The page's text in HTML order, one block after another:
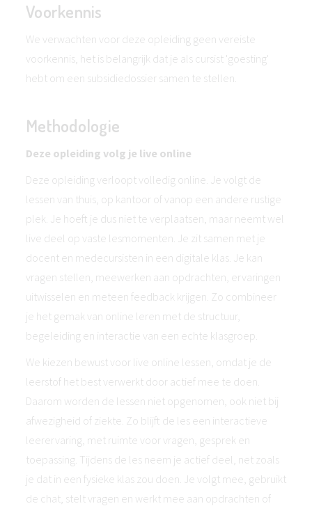
Voorkennis
We verwachten voor deze opleiding geen vereiste
voorkennis, het is belangrijk dat je als cursist 'goesting'
hebt om een subsidiedossier samen te stellen.
Methodologie
Deze opleiding volg je live online
Deze opleiding verloopt volledig online. Je volgt de
lessen van thuis, op kantoor of vanop een andere rustige
plek. Je hoeft je dus niet te verplaatsen, maar neemt wel
live deel op vaste lesmomenten. Je zit samen met je
docent en medecursisten in een digitale klas. Je kan
vragen stellen, meewerken aan opdrachten, ervaringen
uitwisselen en meteen feedback krijgen. Zo combineer
je het gemak van online leren met de structuur,
begeleiding en interactie van een echte klasgroep.
We kiezen bewust voor live online lessen, omdat je de
leerstof het best verwerkt door actief mee te doen.
Daarom worden de lessen niet opgenomen, ook niet bij
afwezigheid of ziekte. Zo blijft de les een interactieve
leerervaring, met ruimte voor vragen, gesprek en
toepassing. Tijdens de les neem je actief deel, net zoals
je dat in een fysieke klas zou doen. Je volgt mee, gebruikt
de chat, stelt vragen en werkt mee aan opdrachten of